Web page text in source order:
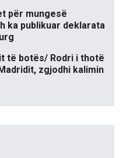
për mungesë
ka publikuar deklarata
të botës/ Rodri i thotë
zgjodhi kalimin